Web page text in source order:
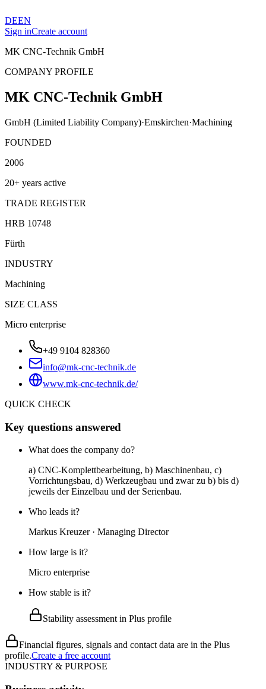
DEEN
Sign inCreate account
MK CNC-Technik GmbH
COMPANY PROFILE
MK CNC-Technik GmbH
GmbH (Limited Liability Company)·Emskirchen·Machining
FOUNDED
2006
20+ years active
TRADE REGISTER
HRB 10748
Fürth
INDUSTRY
Machining
SIZE CLASS
Micro enterprise
+49 9104 828360
info@mk-cnc-technik.de
www.mk-cnc-technik.de/
QUICK CHECK
Key questions answered
What does the company do?
a) CNC-Komplettbearbeitung, b) Maschinenbau, c)
Vorrichtungsbau, d) Werkzeugbau und zwar zu b) bis d)
jeweils der Einzelbau und der Serienbau.
Who leads it?
Markus Kreuzer · Managing Director
How large is it?
Micro enterprise
How stable is it?
Stability assessment in Plus profile
Financial figures, signals and contact data are in the Plus
profile.Create a free account
INDUSTRY & PURPOSE